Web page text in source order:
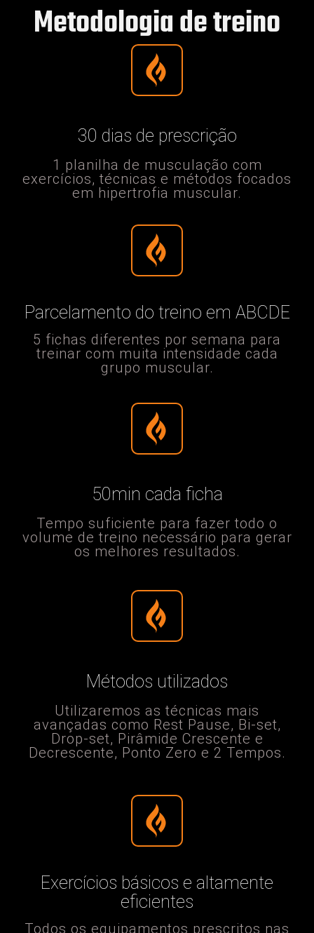
Metodologia de treino
30 dias de prescrição
1 planilha de musculação com
exercícios, técnicas e métodos focados
em hipertrofia muscular.
Parcelamento do treino em ABCDE
5 fichas diferentes por semana para
treinar com muita intensidade cada
grupo muscular.​
50min cada ficha
Tempo suficiente para fazer todo o
volume de treino necessário para gerar
os melhores resultados.​
Métodos utilizados
Utilizaremos as técnicas mais
avançadas como Rest Pause, Bi-set,
Drop-set, Pirâmide Crescente e
Decrescente, Ponto Zero e 2 Tempos.​
Exercícios básicos e altamente
eficientes
Todos os equipamentos prescritos nas